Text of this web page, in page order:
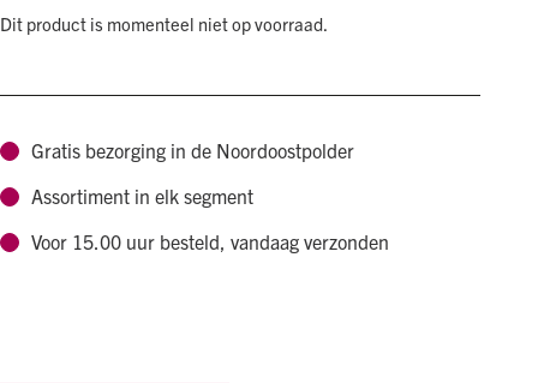
Dit product is momenteel niet op voorraad.
Gratis bezorging in de Noordoostpolder
Assortiment in elk segment
Voor 15.00 uur besteld, vandaag verzonden